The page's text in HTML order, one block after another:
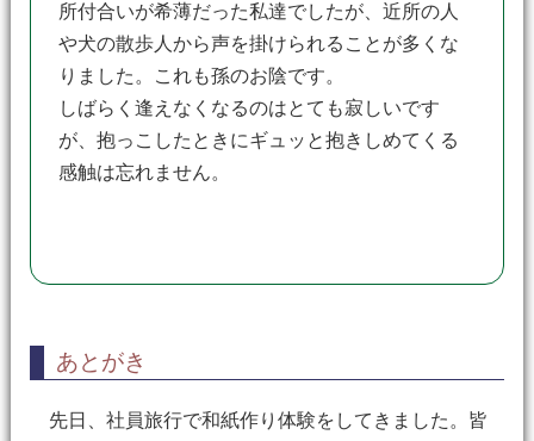
所付合いが希薄だった私達でしたが、近所の人
や犬の散歩人から声を掛けられることが多くな
りました。これも孫のお陰です。
しばらく逢えなくなるのはとても寂しいです
が、抱っこしたときにギュッと抱きしめてくる
感触は忘れません。
あとがき
先日、社員旅行で和紙作り体験をしてきました。皆